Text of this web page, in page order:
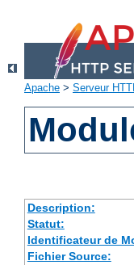
Apache > Serveur
Description:
Statut:
Identificateur de
Fichier Source: